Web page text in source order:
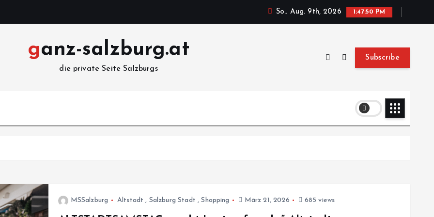
So.. Aug. 9th, 2026 1:47:51 PM
ganz-salzburg.at
die private Seite Salzburgs
Subscribe
MSSalzburg Altstadt , Salzburg Stadt ,Shopping März 21, 2026 685 views